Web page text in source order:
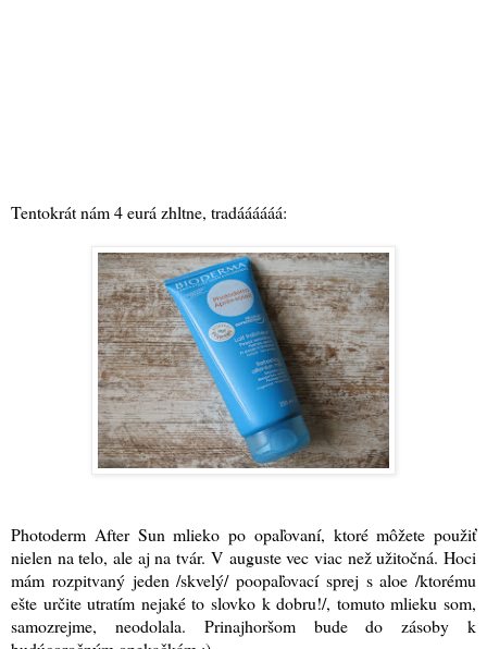
Tentokrát nám 4 eurá zhltne, tradáááááá:
Photoderm After Sun mlieko po opaľovaní, ktoré môžete použiť
nielen na telo, ale aj na tvár. V auguste vec viac než užitočná. Hoci
mám rozpitvaný jeden /skvelý/ poopaľovací sprej s aloe /ktorému
ešte určite utratím nejaké to slovko k dobru!/, tomuto mlieku som,
samozrejme, neodolala. Prinajhoršom bude do zásoby k